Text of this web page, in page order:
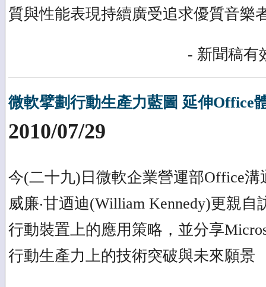
質與性能表現持續廣受追求優質音樂
- 新聞稿有
微軟擘劃行動生產力藍圖 延伸Office
2010/07/29
今(二十九)日微軟企業營運部Office
威廉‧甘迺迪(William Kennedy)更親
行動裝置上的應用策略，並分享
行動生產力上的技術突破與未來願景